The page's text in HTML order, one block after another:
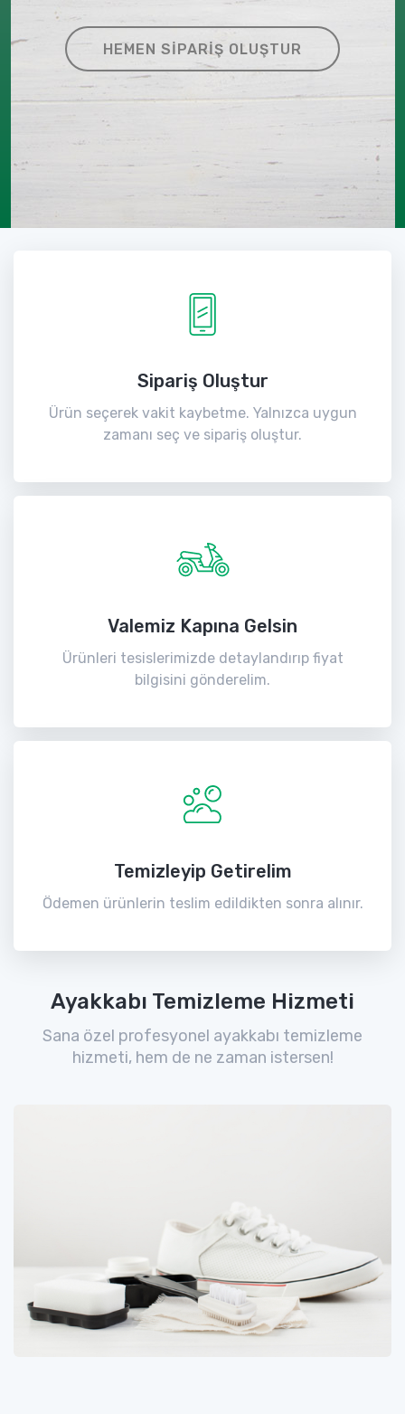
HEMEN SIPARIŞ OLUŞTUR
Sipariş Oluştur
Ürün seçerek vakit kaybetme. Yalnızca uygun
zamanı seç ve sipariş oluştur.
Valemiz Kapına Gelsin
Ürünleri tesislerimizde detaylandırıp fiyat
bilgisini gönderelim.
Temizleyip Getirelim
Ödemen ürünlerin teslim edildikten sonra alınır.
Ayakkabı Temizleme Hizmeti
Sana özel profesyonel ayakkabı temizleme
hizmeti, hem de ne zaman istersen!